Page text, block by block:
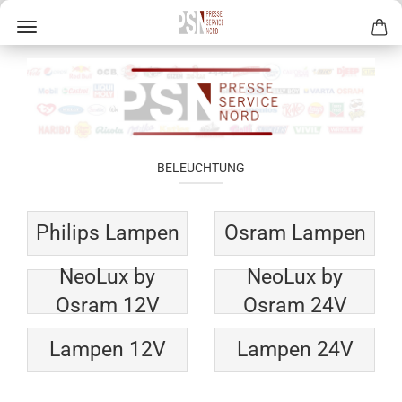
BELEUCHTUNG
Philips Lampen
Osram Lampen
NeoLux by
Osram 12V
NeoLux by
Osram 24V
Lampen 12V
Lampen 24V